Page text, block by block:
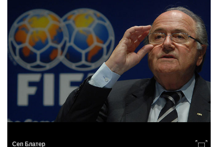
Сеп Блатер